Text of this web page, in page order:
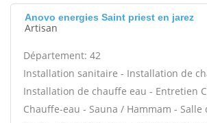
Anovo energies Saint priest en jarez
Artisan
Département: 42
Installation sanitaire - Installation de
Installation de chauffe eau - Entretien
Chauffe-eau - Sauna / Hammam - Salle